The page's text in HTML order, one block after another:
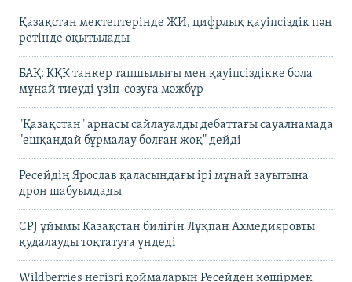
Қазақстан мектептерінде ЖИ, цифрлық қауіпсіздік пән
ретінде оқытылады
БАҚ: КҚК танкер тапшылығы мен қауіпсіздікке бола
мұнай тиеуді үзіп-созуға мәжбүр
"Қазақстан" арнасы сайлауалды дебаттағы сауалнамада
"ешқандай бұрмалау болған жоқ" дейді
Ресейдің Ярослав қаласындағы ірі мұнай зауытына
дрон шабуылдады
CPJ ұйымы Қазақстан билігін Лұқпан Ахмедияровты
қудалауды тоқтатуға үндеді
Wildberries негізгі қоймаларын Ресейден көшірмек